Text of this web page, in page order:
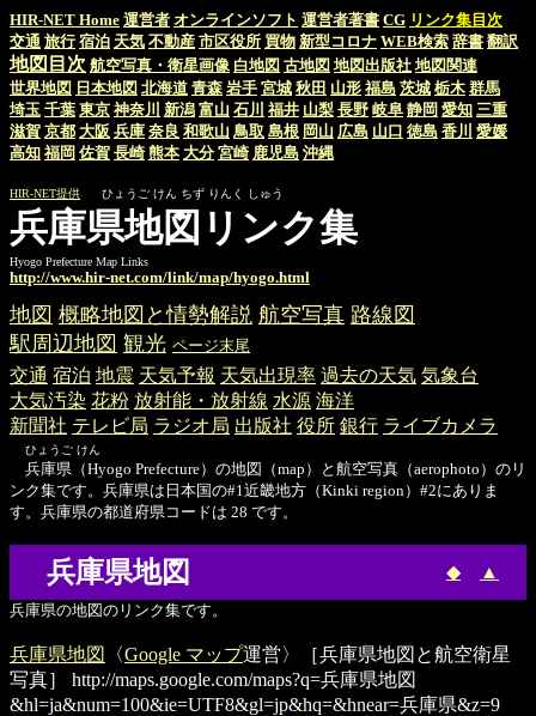
HIR-NET Home 運営者 オンラインソフト 運営者著書 CG リンク集目次
交通 旅行 宿泊 天気 不動産 市区役所 買物 新型コロナ WEB検索 辞書 翻訳
地図目次 航空写真・衛星画像 白地図 古地図 地図出版社 地図関連
世界地図 日本地図 北海道 青森 岩手 宮城 秋田 山形 福島 茨城 栃木 群馬
埼玉 千葉 東京 神奈川 新潟 富山 石川 福井 山梨 長野 岐阜 静岡 愛知 三重
滋賀 京都 大阪 兵庫 奈良 和歌山 鳥取 島根 岡山 広島 山口 徳島 香川 愛媛
高知 福岡 佐賀 長崎 熊本 大分 宮崎 鹿児島 沖縄
HIR-NET提供 ひょうご けん ちず りんく しゅう
兵庫県地図リンク集
Hyogo Prefecture Map Links
http://www.hir-net.com/link/map/hyogo.html
地図 概略地図と情勢解説 航空写真 路線図
駅周辺地図 観光 ページ末尾
交通 宿泊 地震 天気予報 天気出現率 過去の天気 気象台
大気汚染 花粉 放射能・放射線 水源 海洋
新聞社 テレビ局 ラジオ局 出版社 役所 銀行 ライブカメラ
ひょうご けん
兵庫県（Hyogo Prefecture）の地図（map）と航空写真（aerophoto）のリ
ンク集です。兵庫県は日本国の#1近畿地方（Kinki region）#2にありま
す。兵庫県の都道府県コードは 28 です。
兵庫県地図 ◆ ▲
兵庫県の地図のリンク集です。
兵庫県地図 〈Google マップ運営〉［兵庫県地図と航空衛星
写真］
http://maps.google.com/maps?q=兵庫県地図
&hl=ja&num=100&ie=UTF8&gl=jp&hq=&hnear=兵庫県&z=9